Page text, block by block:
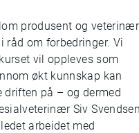
produsent og
om forbedringer. Vi
vil oppleves som
økt kunnskap kan
på – og dermed
Siv
arbeidet med